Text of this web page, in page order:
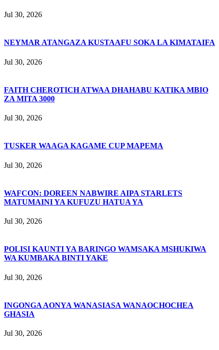
Jul 30, 2026
NEYMAR ATANGAZA KUSTAAFU SOKA LA KIMATAIFA
Jul 30, 2026
FAITH CHEROTICH ATWAA DHAHABU KATIKA MBIO
ZA MITA 3000
Jul 30, 2026
TUSKER WAAGA KAGAME CUP MAPEMA
Jul 30, 2026
WAFCON: DOREEN NABWIRE AIPA STARLETS
MATUMAINI YA KUFUZU HATUA YA
Jul 30, 2026
POLISI KAUNTI YA BARINGO WAMSAKA MSHUKIWA
WA KUMBAKA BINTI YAKE
Jul 30, 2026
INGONGA AONYA WANASIASA WANAOCHOCHEA
GHASIA
Jul 30, 2026